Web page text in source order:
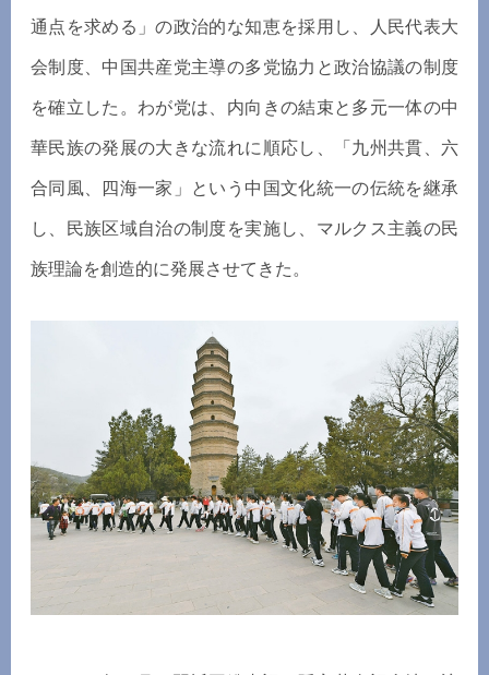
通点を求める」の政治的な知恵を採用し、人民代表大
会制度、中国共産党主導の多党協力と政治協議の制度
を確立した。わが党は、内向きの結束と多元一体の中
華民族の発展の大きな流れに順応し、「九州共貫、六
合同風、四海一家」という中国文化統一の伝統を継承
し、民族区域自治の制度を実施し、マルクス主義の民
族理論を創造的に発展させてきた。